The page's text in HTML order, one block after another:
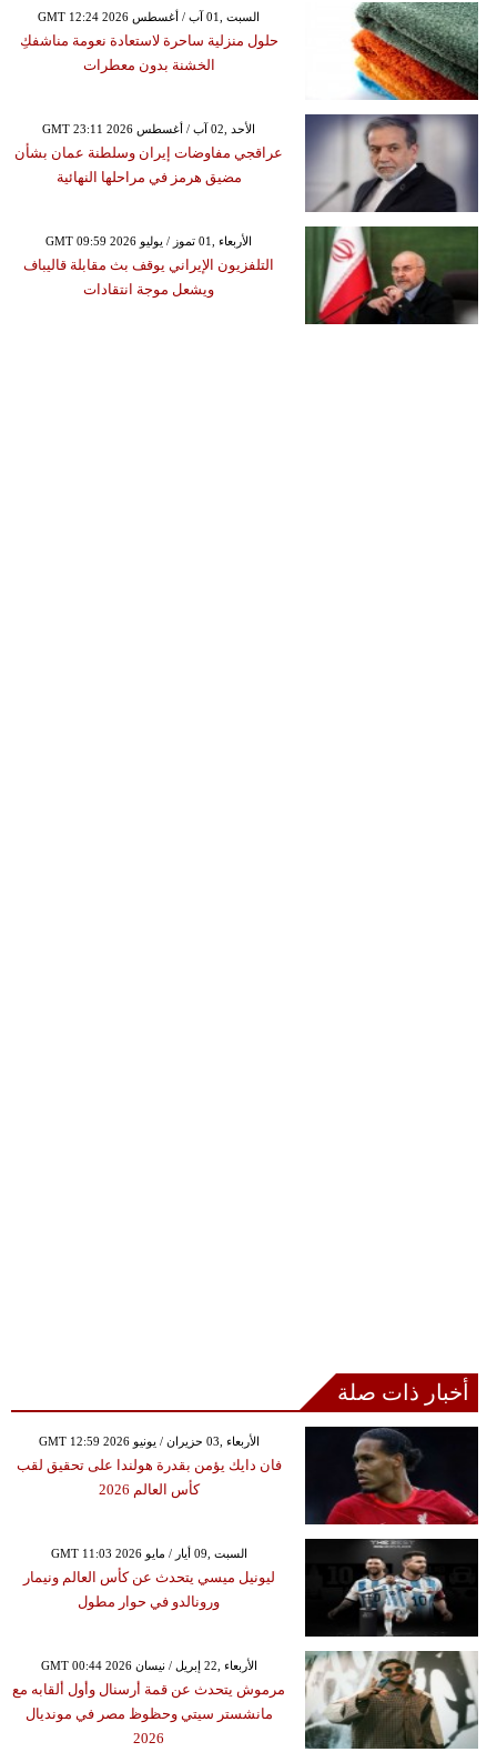
GMT 12:24 2026 السبت ,01 آب / أغسطس
حلول منزلية ساحرة لاستعادة نعومة مناشفكِ
الخشنة بدون معطرات
GMT 23:11 2026 الأحد ,02 آب / أغسطس
عراقجي مفاوضات إيران وسلطنة عمان بشأن
مضيق هرمز في مراحلها النهائية
GMT 09:59 2026 الأربعاء ,01 تموز / يوليو
التلفزيون الإيراني يوقف بث مقابلة قاليباف
ويشعل موجة انتقادات
أخبار ذات صلة
GMT 12:59 2026 الأربعاء ,03 حزيران / يونيو
فان دايك يؤمن بقدرة هولندا على تحقيق لقب
كأس العالم 2026
GMT 11:03 2026 السبت ,09 أيار / مايو
ليونيل ميسي يتحدث عن كأس العالم ونيمار
ورونالدو في حوار مطول
GMT 00:44 2026 الأربعاء ,22 إبريل / نيسان
مرموش يتحدث عن قمة أرسنال وأول ألقابه مع
مانشستر سيتي وحظوظ مصر في مونديال
2026